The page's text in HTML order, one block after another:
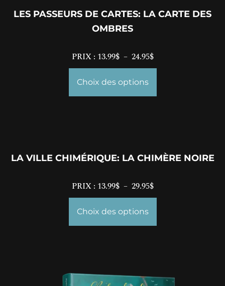
LES PASSEURS DE CARTES: LA CARTE DES
OMBRES
PRIX : 13.99$ – 24.95$
Choix des options
LA VILLE CHIMÉRIQUE: LA CHIMÈRE NOIRE
PRIX : 13.99$ – 29.95$
Choix des options